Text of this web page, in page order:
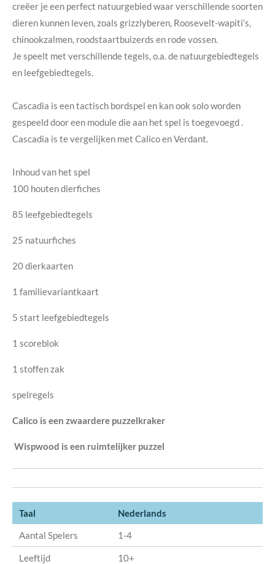
creëer je een perfect natuurgebied waar verschillende soorten
dieren kunnen leven, zoals grizzlyberen, Roosevelt-wapiti’s,
chinookzalmen, roodstaartbuizerds en rode vossen.
Je speelt met verschillende tegels, o.a. de natuurgebiedtegels
en leefgebiedtegels.
Cascadia is een tactisch bordspel en kan ook solo worden
gespeeld door een module die aan het spel is toegevoegd .
Cascadia is te vergelijken met Calico en Verdant.
Inhoud van het spel
100 houten dierfiches
85 leefgebiedtegels
25 natuurfiches
20 dierkaarten
1 familievariantkaart
5 start leefgebiedtegels
1 scoreblok
1 stoffen zak
spelregels
Calico is een zwaardere puzzelkraker
Wispwood is een ruimtelijker puzzel
Taal
Nederlands
Aantal Spelers
1-4
Leeftijd 10+